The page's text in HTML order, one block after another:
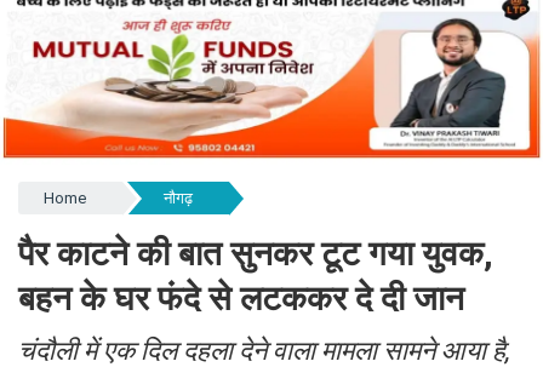
Home नौगढ़
पैर काटने की बात सुनकर टूट गया युवक,
बहन के घर फंदे से लटककर दे दी जान
चंदौली में एक दिल दहला देने वाला मामला सामने आया है,